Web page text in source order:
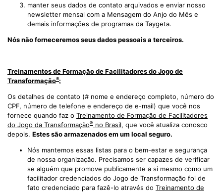
manter seus dados de contato arquivados e enviar nosso
newsletter mensal com a Mensagem do Anjo do Mês e
demais informações de programas da Taygeta.
Nós não forneceremos seus dados pessoais a terceiros.
Treinamentos de Formação de Facilitadores do Jogo de
Transformação®:
Os detalhes de contato (# nome e endereço completo, número do
CPF, número de telefone e endereço de e-mail) que você nos
fornece quando faz o Treinamento de Formação de Facilitadores
do Jogo da Transformação® no Brasil, que você atualiza conosco
depois. Estes são armazenados em um local seguro.
Nós mantemos essas listas para o bem-estar e segurança
de nossa organização. Precisamos ser capazes de verificar
se alguém que promove publicamente a si mesmo como um
facilitador credenciados do Jogo de Transformação foi de
fato credenciado para fazê-lo através do Treinamento de